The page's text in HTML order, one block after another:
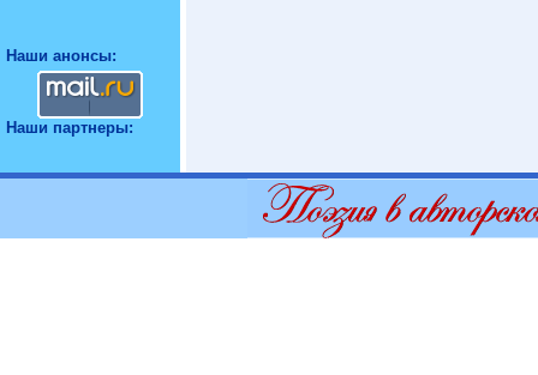
Наши анонсы:
Наши партнеры: